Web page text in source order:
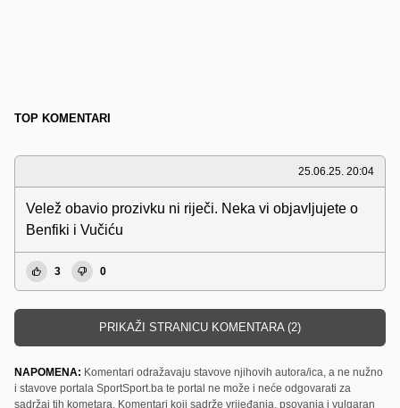
TOP KOMENTARI
25.06.25. 20:04
Velež obavio prozivku ni riječi. Neka vi objavljujete o
Benfiki i Vučiću
3 0
PRIKAŽI STRANICU KOMENTARA (2)
NAPOMENA: Komentari odražavaju stavove njihovih autora/ica, a ne nužno
i stavove portala SportSport.ba te portal ne može i neće odgovarati za
sadržaj tih kometara. Komentari koji sadrže vrijeđanja, psovanja i vulgaran